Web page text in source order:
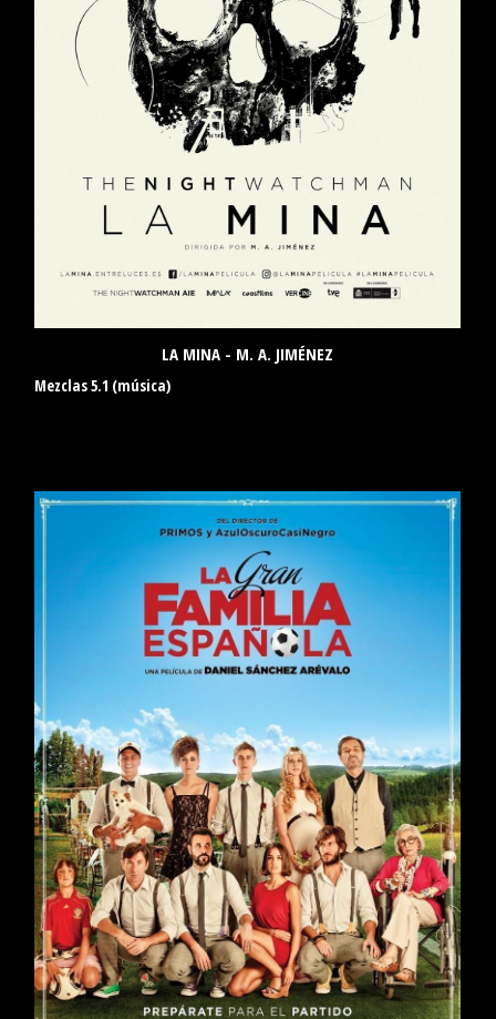
LA MINA - M. A. JIMÉNEZ
Mezclas 5.1 (música)